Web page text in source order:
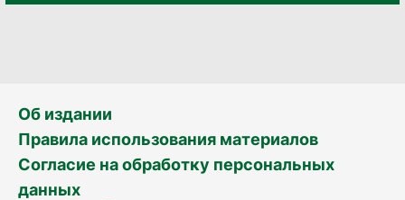
Об издании
Правила использования материалов
Согласие на обработку персональных
данных